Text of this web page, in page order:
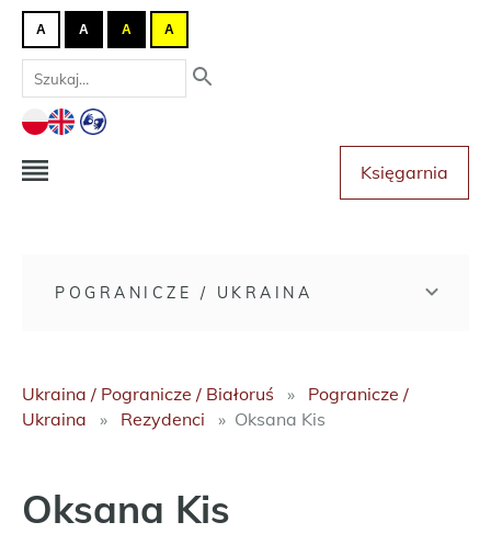
A A A A
Księgarnia
POGRANICZE / UKRAINA
Ukraina / Pogranicze / Białoruś
Pogranicze /
Ukraina
Rezydenci Oksana Kis
Oksana Kis